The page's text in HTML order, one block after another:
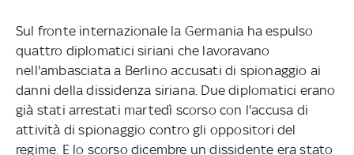
Sul fronte internazionale la Germania ha espulso
quattro diplomatici siriani che lavoravano
nell'ambasciata a Berlino accusati di spionaggio ai
danni della dissidenza siriana. Due diplomatici erano
già stati arrestati martedì scorso con l'accusa di
attività di spionaggio contro gli oppositori del
regime. E lo scorso dicembre un dissidente era stato